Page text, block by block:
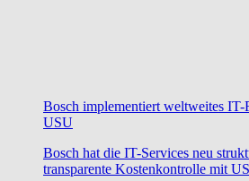
Bosch implementiert weltweites IT-
USU
Bosch hat die IT-Services neu
transparente Kostenkontrolle mit